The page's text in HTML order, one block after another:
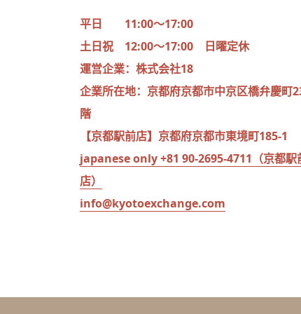
平日 11:00～17:00
土日祝 12:00～17:00 日曜定休
運営企業：株式会社18
企業所在地：京都府京都市中京区橋弁慶町
階
【京都駅前店】京都府京都市東境町185‐1
japanese only +81 90-2695-4711（京都駅
店）
info@kyotoexchange.com